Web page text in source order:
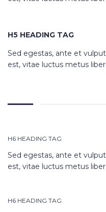
H5 HEADING TAG
Sed egestas, ante et
est, vitae luctus metus
H6 HEADING TAG
Sed egestas, ante et
est, vitae luctus metus
H6 HEADING TAG